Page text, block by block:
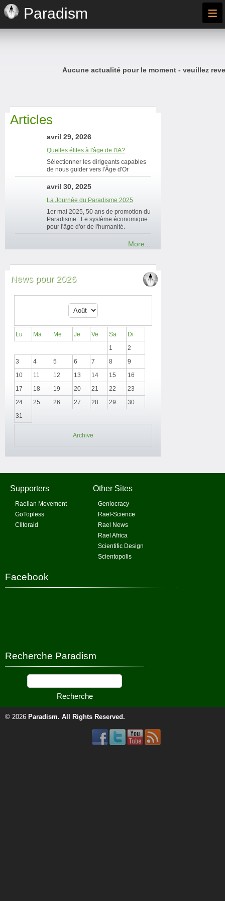
Paradism ≡
Aucune actualité pour le moment - veuillez
Articles
avril 29, 2026
Quelles élites à l'âge de l'IA?
Sélectionner les dirigeants capables
de nous guider vers l'Âge d'Or
avril 30, 2025
La Journée du Paradisme 2025
1er mai 2025, 50 ans de promotion du
Paradisme : Le système économique
pour l'âge d'or de l'humanité.
More...
News pour 2026
Lu Ma Me Je Ve Sa
Di
1
2
3
4 5 6 7 8
9
10
11 12 13 14 15
16
17
18 19 20 21 22
23
24
25 26 27 28 29
30
31
Archive
Supporters
Raelian Movement
GoTopless
Clitoraid
Other Sites
Geniocracy
Rael-Science
Rael News
Rael Africa
Scientific Design
Scientopolis
Facebook
Recherche Paradism
© 2026 Paradism. All Rights Reserved.